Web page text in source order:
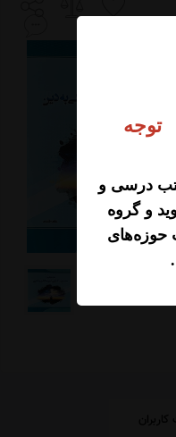
درسی و
و گروه
حوزه‌های
.